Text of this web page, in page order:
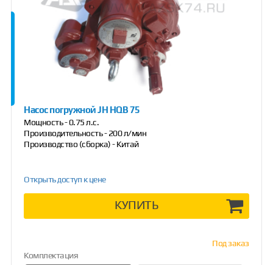
Насос погружной JH HQB 75
Мощность - 0.75 л.с.
Производительность - 200 л/мин
Производство (сборка) - Китай
Открыть доступ к цене
КУПИТЬ
Под заказ
Комплектация